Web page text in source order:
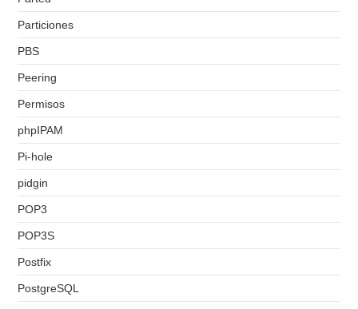
Particiones
PBS
Peering
Permisos
phpIPAM
Pi-hole
pidgin
POP3
POP3S
Postfix
PostgreSQL